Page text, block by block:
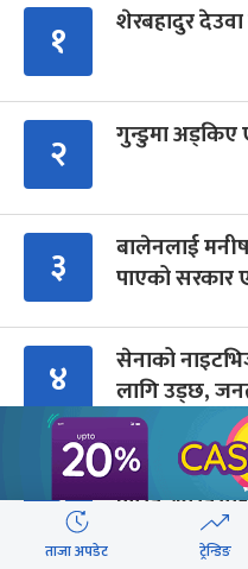
१ शेरबहादुर
२ गुन्डुमा अड्किए
३
बालेनलाई
पाएको सरकार
४
सेनाको
लागि उड्छ,
५
अमेरिकामा
पारित,
ताजा अपडेट ट्रेन्डिङ